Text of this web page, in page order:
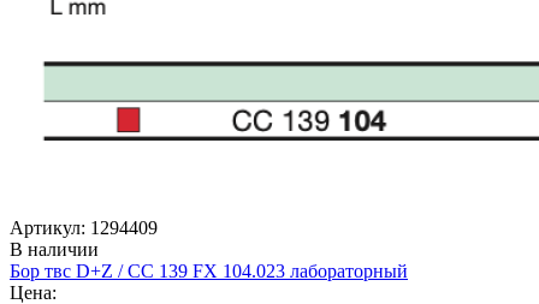
Артикул: 1294409
В наличии
Бор твс D+Z / CC 139 FX 104.023 лабораторный
Цена: